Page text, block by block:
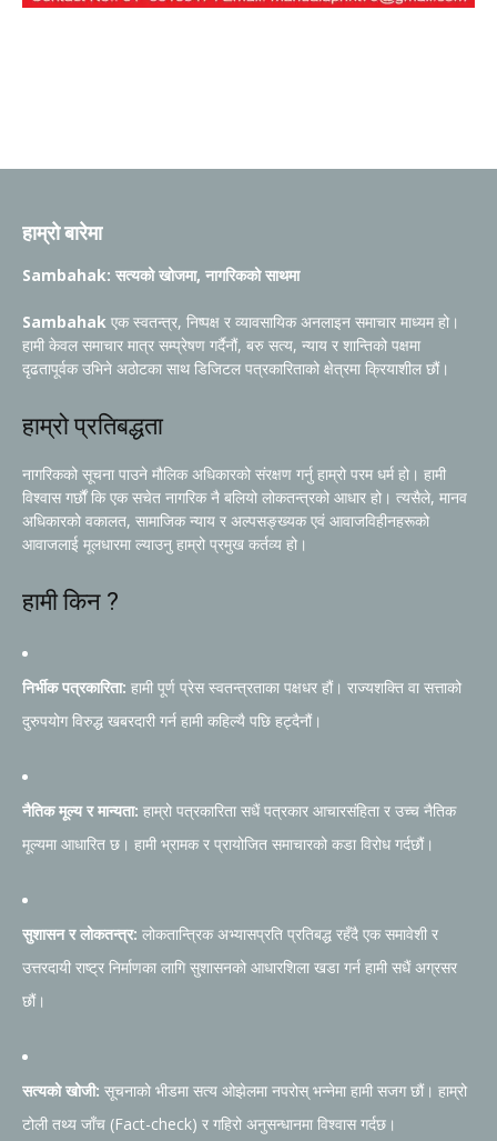
हाम्रो बारेमा
Sambahak: सत्यको खोजमा, नागरिकको साथमा
Sambahak एक स्वतन्त्र, निष्पक्ष र व्यावसायिक अनलाइन समाचार माध्यम हो।
हामी केवल समाचार मात्र सम्प्रेषण गर्दैनौं, बरु सत्य, न्याय र शान्तिको पक्षमा
दृढतापूर्वक उभिने अठोटका साथ डिजिटल पत्रकारिताको क्षेत्रमा क्रियाशील छौं।
हाम्रो प्रतिबद्धता
नागरिकको सूचना पाउने मौलिक अधिकारको संरक्षण गर्नु हाम्रो परम धर्म हो। हामी
विश्वास गर्छौं कि एक सचेत नागरिक नै बलियो लोकतन्त्रको आधार हो। त्यसैले, मानव
अधिकारको वकालत, सामाजिक न्याय र अल्पसङ्ख्यक एवं आवाजविहीनहरूको
आवाजलाई मूलधारमा ल्याउनु हाम्रो प्रमुख कर्तव्य हो।
हामी किन ?
निर्भीक पत्रकारिता: हामी पूर्ण प्रेस स्वतन्त्रताका पक्षधर हौं। राज्यशक्ति वा सत्ताको
दुरुपयोग विरुद्ध खबरदारी गर्न हामी कहिल्यै पछि हट्दैनौं।
नैतिक मूल्य र मान्यता: हाम्रो पत्रकारिता सधैं पत्रकार आचारसंहिता र उच्च नैतिक
मूल्यमा आधारित छ। हामी भ्रामक र प्रायोजित समाचारको कडा विरोध गर्दछौं।
सुशासन र लोकतन्त्र: लोकतान्त्रिक अभ्यासप्रति प्रतिबद्ध रहँदै एक समावेशी र
उत्तरदायी राष्ट्र निर्माणका लागि सुशासनको आधारशिला खडा गर्न हामी सधैं अग्रसर
छौं।
सत्यको खोजी: सूचनाको भीडमा सत्य ओझेलमा नपरोस् भन्नेमा हामी सजग छौं। हाम्रो
टोली तथ्य जाँच (Fact-check) र गहिरो अनुसन्धानमा विश्वास गर्दछ।